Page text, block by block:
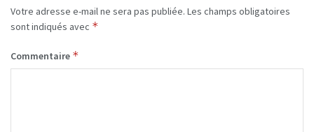
Votre adresse e-mail ne sera pas publiée. Les champs obligatoires
sont indiqués avec *
Commentaire *